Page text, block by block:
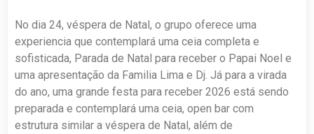
No dia 24, véspera de Natal, o grupo oferece uma
experiencia que contemplará uma ceia completa e
sofisticada, Parada de Natal para receber o Papai Noel e
uma apresentação da Familia Lima e Dj. Já para a virada
do ano, uma grande festa para receber 2026 está sendo
preparada e contemplará uma ceia, open bar com
estrutura similar a véspera de Natal, além de